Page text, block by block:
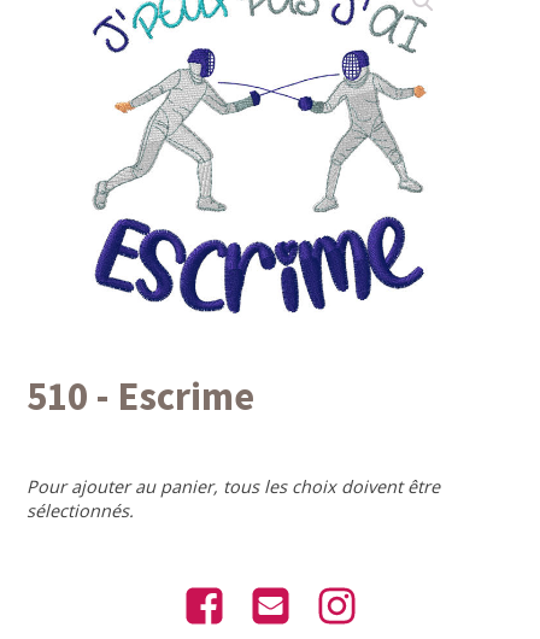
510 - Escrime
Pour ajouter au panier, tous les choix doivent être
sélectionnés.